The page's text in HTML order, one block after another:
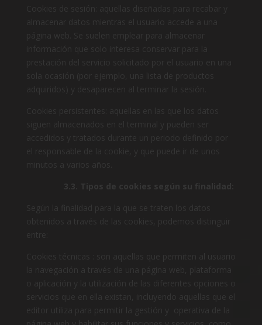
Cookies de sesión: aquellas diseñadas para recabar y
almacenar datos mientras el usuario accede a una
página web. Se suelen emplear para almacenar
información que solo interesa conservar para la
prestación del servicio solicitado por el usuario en una
sola ocasión (por ejemplo, una lista de productos
adquiridos) y desaparecen al terminar la sesión.
Cookies persistentes: aquellas en las que los datos
siguen almacenados en el terminal y pueden ser
accedidos y tratados durante un periodo definido por
el responsable de la cookie, y que puede ir de unos
minutos a varios años.
3.3. Tipos de cookies según su finalidad:
Según la finalidad para la que se traten los datos
obtenidos a través de las cookies, podemos distinguir
entre:
Cookies técnicas : son aquellas que permiten al usuario
la navegación a través de una página web, plataforma
o aplicación y la utilización de las diferentes opciones o
servicios que en ella existan, incluyendo aquellas que el
editor utiliza para permitir la gestión y operativa de la